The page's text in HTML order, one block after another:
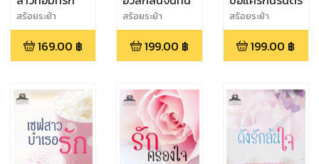
สร้อยระย้า
169.00 ฿
สร้อยระย้า
199.00 ฿
สร้อยระย้า
199.00 ฿